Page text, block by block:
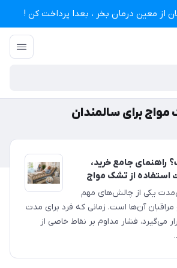
از معین درمان بخر ، بعدا پرداخت کن !
برای سالمندان
جامع خرید،
استفاده از تشک مواج
یکی از چالش‌های مهم
مراقبان آن‌ها است. زمانی که فرد برای مدت
می‌گیرد، فشار مداوم بر نقاط خاصی از